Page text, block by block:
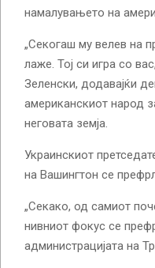
намалувањето на
„Секогаш му велев на
лаже. Тој си игра со
Зеленски, додавајќи
американскиот народ
неговата земја.
Украинскиот
на Вашингтон се
„Секако, од самиот
нивниот фокус се
администрацијата на